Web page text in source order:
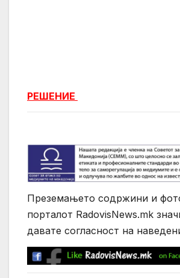
РЕШЕНИЕ
Преземањето содржини и
порталот RadovisNews.mk
давате согласност на